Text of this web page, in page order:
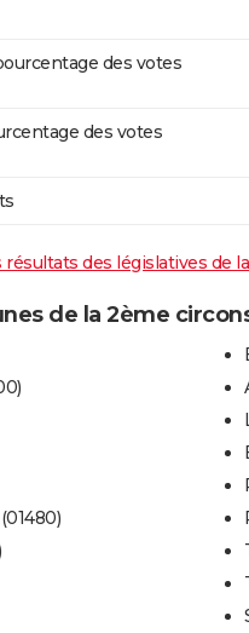
des votes
des votes
résultats des législatives de
de la 2ème